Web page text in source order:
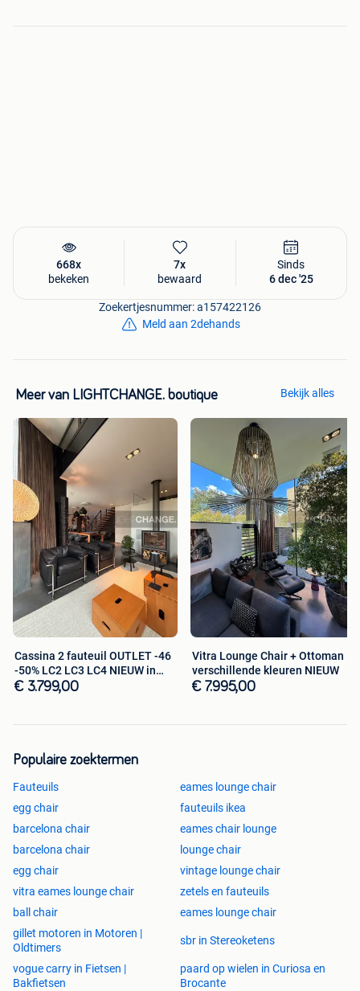
668x
bekeken
7x
bewaard
Sinds
6 dec '25
Zoekertjesnummer: a157422126
Meld aan 2dehands
Meer van LIGHTCHANGE. boutique Bekijk alles
Cassina 2 fauteuil OUTLET -46
-50% LC2 LC3 LC4 NIEUW in
doos
€ 3.799,00
Vitra Lounge Chair + Ottoman
verschillende kleuren NIEUW
€ 7.995,00
Populaire zoektermen
Fauteuils
eames lounge chair
egg chair
fauteuils ikea
barcelona chair
eames chair lounge
barcelona chair
lounge chair
egg chair
vintage lounge chair
vitra eames lounge chair
zetels en fauteuils
ball chair
eames lounge chair
gillet motoren in Motoren |
Oldtimers
sbr in Stereoketens
vogue carry in Fietsen |
Bakfietsen
paard op wielen in Curiosa en
Brocante